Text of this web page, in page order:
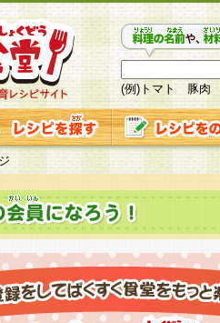
(例)トマト 豚肉